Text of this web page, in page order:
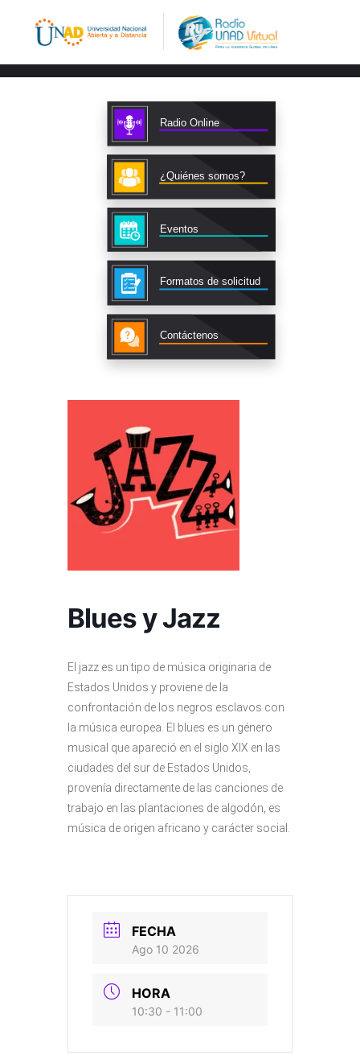
Radio Online
¿Quiénes somos?
Eventos
Formatos de solicitud
Contáctenos
Blues y Jazz
El jazz es un tipo de música originaria de
Estados Unidos y proviene de la
confrontación de los negros esclavos con
la música europea. El blues es un género
musical que apareció en el siglo XIX en las
ciudades del sur de Estados Unidos,
provenía directamente de las canciones de
trabajo en las plantaciones de algodón, es
música de origen africano y carácter social.
FECHA
Ago 10 2026
HORA
10:30 - 11:00